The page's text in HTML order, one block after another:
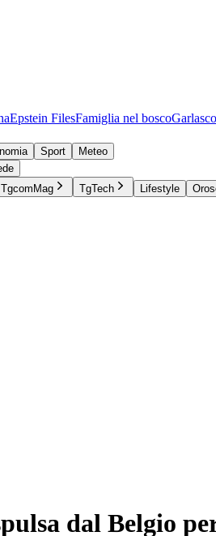
Epstein FilesFamiglia nel boscoGarlasco
Sport
Meteo
TgcomMag TgTech Lifestyle
dal Belgio